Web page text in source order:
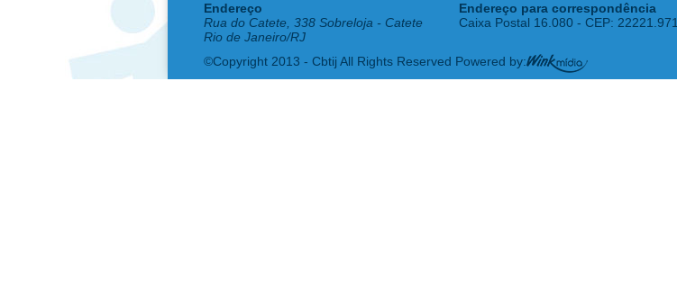
Endereço
Rua do Catete, 338 Sobreloja - Catete
Rio de Janeiro/RJ
Endereço para correspondência
Caixa Postal 16.080 - CEP: 22221.971
©Copyright 2013 - Cbtij All Rights Reserved Powered by: